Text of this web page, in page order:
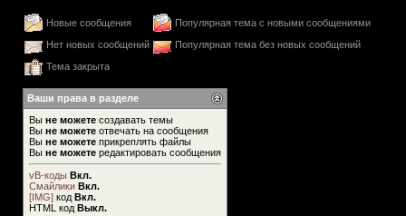
Новые сообщения
Популярная тема с новыми сообщениями
Нет новых сообщений
Популярная тема без новых сообщений
Тема закрыта
Ваши права в разделе
Вы не можете создавать темы
Вы не можете отвечать на сообщения
Вы не можете прикреплять файлы
Вы не можете редактировать сообщения
vB-коды Вкл.
Смайлики Вкл.
[IMG] код Вкл.
HTML код Выкл.